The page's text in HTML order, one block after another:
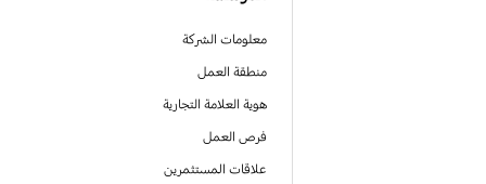
معلومات الشركة
منطقة العمل
هوية العلامة التجارية
فرص العمل
علاقات المستثمرين